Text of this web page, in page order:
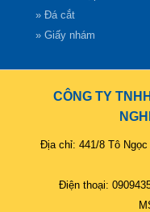
» Đá cắt
» Giấy nhám
CÔNG TY
Địa chỉ: 441/8 Tô
Điện thoại: